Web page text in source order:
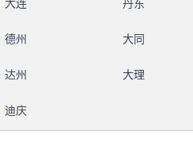
大连 丹东
德州 大同
达州 大理
迪庆